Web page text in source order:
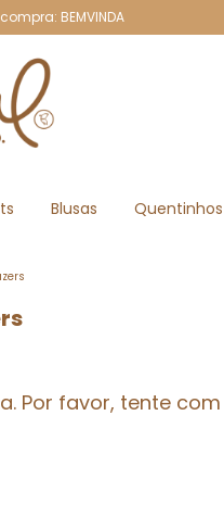
BEMVINDA
Blusas Quentinhos
Por favor, tente